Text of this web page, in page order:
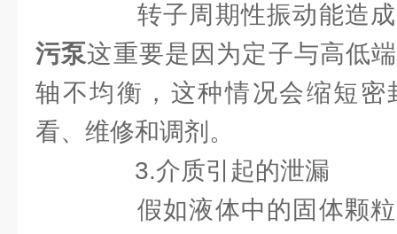
转子周期性振动能造成
污泵这重要是因为定子与高低
轴不均衡，这种情况会缩短密
看、维修和调剂。
3.介质引起的泄漏
假如液体中的固体颗粒